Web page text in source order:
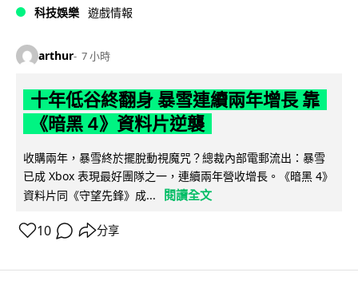
科技娛樂 遊戲情報
arthur 7 小時
十年低谷終翻身 暴雪連續兩年增長 靠
《暗黑 4》資料片逆襲
收購兩年，暴雪終於擺脫動視魔咒？總裁內部電郵流出：暴雪
已成 Xbox 表現最好團隊之一，連續兩年營收增長。《暗黑 4》
資料片同《守望先鋒》成...
閱讀全文
10 分享